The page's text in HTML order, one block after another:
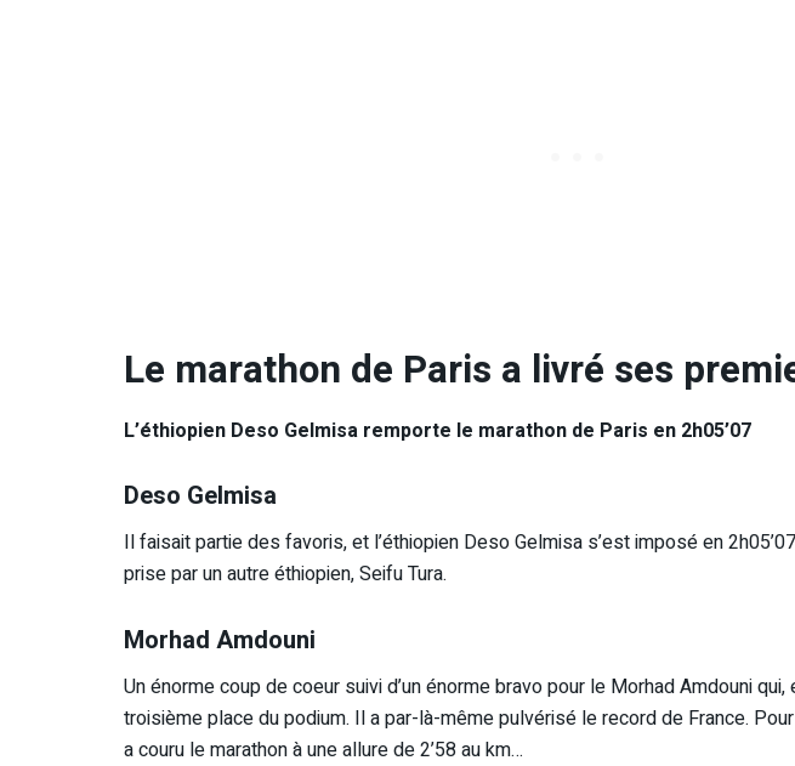
Le marathon de Paris a livré ses
L’éthiopien Deso Gelmisa remporte le marathon de Paris en 2h05’07
Deso Gelmisa
Il faisait partie des favoris, et l’éthiopien Deso Gelmisa s’est imposé en
prise par un autre éthiopien, Seifu Tura.
Morhad Amdouni
Un énorme coup de coeur suivi d’un énorme bravo pour le Morhad Amdouni qui,
troisième place du podium. Il a par-là-même pulvérisé le record de France.
a couru le marathon à une allure de 2’58 au km…